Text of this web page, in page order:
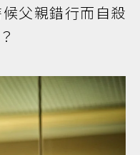
父親錯行而自殺